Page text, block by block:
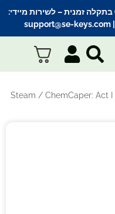
– לשירות מיידי:
support@se-keys.com
Steam / ChemCaper: Act I